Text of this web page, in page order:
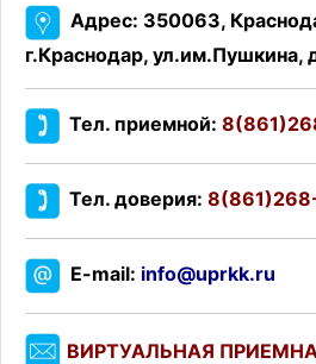
Адрес: 350063,
г.Краснодар, ул.им.Пушкина,
Тел. приемной:
Тел. доверия:
E-mail: info@uprkk.ru
ВИРТУАЛЬНАЯ